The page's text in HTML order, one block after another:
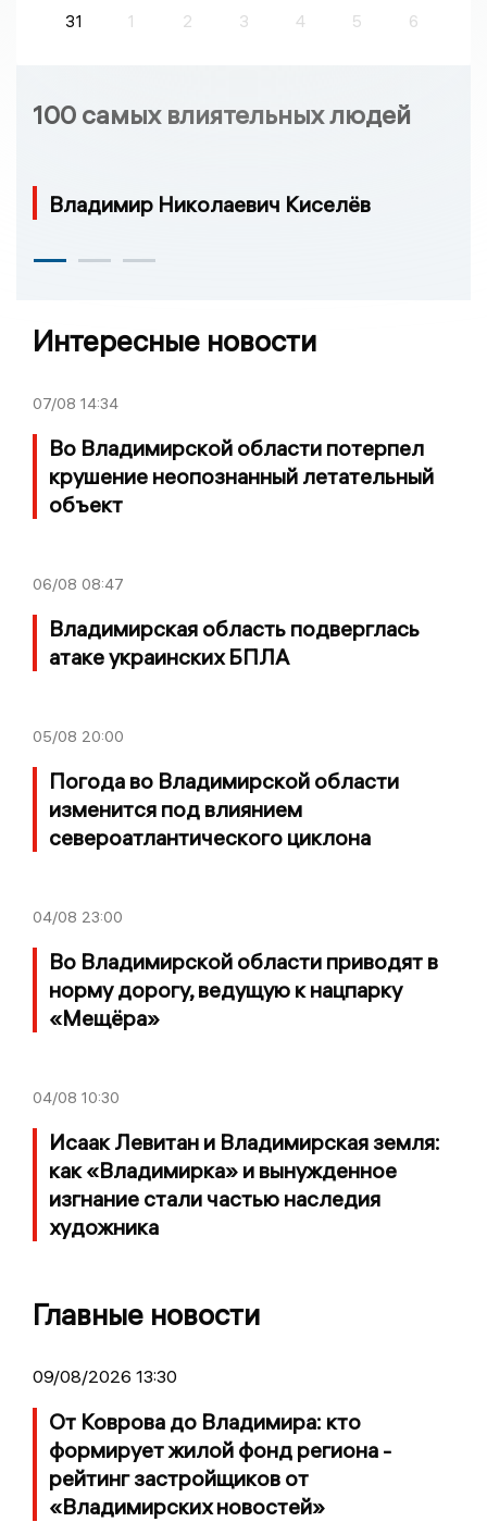
31 1 2 3 4 5 6
100 самых влиятельных людей
Владимир Николаевич Киселёв
Интересные новости
07/08 14:34
Во Владимирской области потерпел
крушение неопознанный летательный
объект
06/08 08:47
Владимирская область подверглась
атаке украинских БПЛА
05/08 20:00
Погода во Владимирской области
изменится под влиянием
североатлантического циклона
04/08 23:00
Во Владимирской области приводят в
норму дорогу, ведущую к нацпарку
«Мещёра»
04/08 10:30
Исаак Левитан и Владимирская земля:
как «Владимирка» и вынужденное
изгнание стали частью наследия
художника
Главные новости
09/08/2026 13:30
От Коврова до Владимира: кто
формирует жилой фонд региона -
рейтинг застройщиков от
«Владимирских новостей»